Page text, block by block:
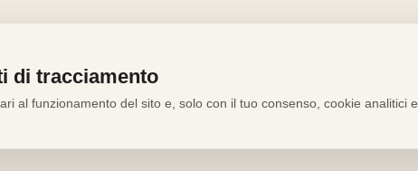
di tracciamento
al funzionamento del sito e, solo con il tuo consenso, cookie analitici e